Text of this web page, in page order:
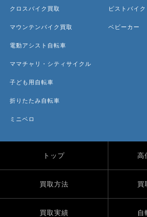
クロスバイク買取
マウンテンバイク買取
電動アシスト自転車
ママチャリ・シティサイクル
子ども用自転車
折りたたみ自転車
ミニベロ
ピストバイク
ベビーカー
トップ 高
買取方法 買
買取実績 自